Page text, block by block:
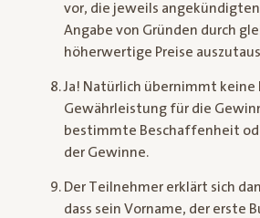
vor, die jeweils
Angabe von Gründen durch
höherwertige Preise
Ja! Natürlich übernimmt
Gewährleistung für die
bestimmte Beschaffenheit
der Gewinne.
Der Teilnehmer erklärt sich
dass sein Vorname, der erste